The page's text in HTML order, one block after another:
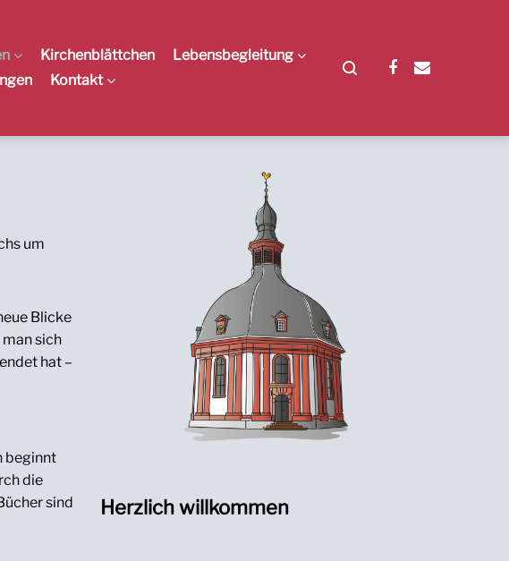
Kirchenblättchen
Lebensbegleitung
Kontakt
um
Blicke
sich
hat –
beginnt
die
sind
Herzlich willkommen